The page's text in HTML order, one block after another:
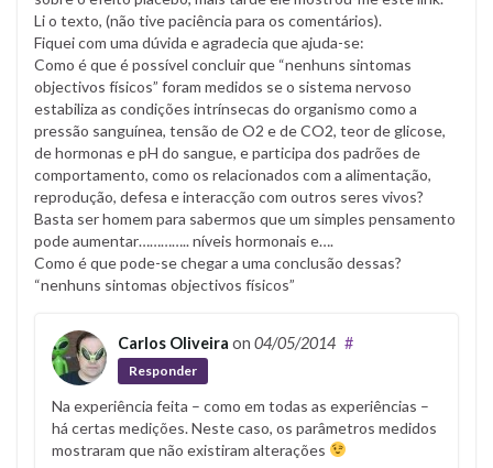
Li o texto, (não tive paciência para os comentários).
Fiquei com uma dúvida e agradecia que ajuda-se:
Como é que é possível concluir que “nenhuns sintomas
objectivos físicos” foram medidos se o sistema nervoso
estabiliza as condições intrínsecas do organismo como a
pressão sanguínea, tensão de O2 e de CO2, teor de glicose,
de hormonas e pH do sangue, e participa dos padrões de
comportamento, como os relacionados com a alimentação,
reprodução, defesa e interacção com outros seres vivos?
Basta ser homem para sabermos que um simples pensamento
pode aumentar………….. níveis hormonais e….
Como é que pode-se chegar a uma conclusão dessas?
“nenhuns sintomas objectivos físicos”
Carlos Oliveira on 04/05/2014 #
Responder
Na experiência feita – como em todas as experiências –
há certas medições. Neste caso, os parâmetros medidos
mostraram que não existiram alterações